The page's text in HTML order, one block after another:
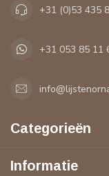
+31 (0)53 435
+31 053 85 11
Categorieën
Informatie